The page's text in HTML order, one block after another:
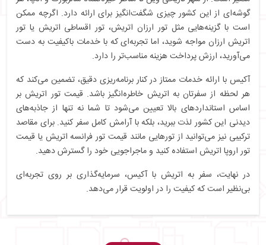
گوشه‌ای از این کشور چیزی شگفت‌انگیز برای ارائه دارد. اگرچه ممکن
است با گزینه‌هایی مثل تور ارزان اتریش، تور اقساطی اتریش یا تور
اتریش ارزان مواجه شوید، اما تجربه‌ای که با خدمات باکیفیت به دست
می‌آورید، ارزش پرداخت هزینه مناسب‌تر را دارد.
آکیس با ارائه خدمات ممتاز در کنار برنامه‌ریزی دقیق، تضمین می‌کند که
هر لحظه از سفرتان به اتریش خاطره‌انگیز باشد. قیمت تور اتریش بر
اساس استانداردهای بالا تعیین می‌شود تا شما نه تنها از جاذبه‌های
دیدنی این کشور لذت ببرید، بلکه با آرامش کامل سفر کنید. برای مقاصد
ترکیبی نیز می‌توانید از تورهایی مانند قیمت تور فرانسه اتریش یا قیمت
تور اروپا اتریش استفاده کنید و ماجراجویی خود را گسترش دهید.
در نهایت، سفر به اتریش با آکیس، سرمایه‌گذاری بر روی تجربه‌ای
بی‌نظیر است که کیفیت را در اولویت قرار می‌دهد.